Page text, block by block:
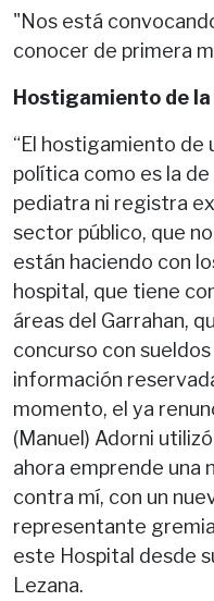
"Nos está
conocer de primera
Hostigamiento de
“El hostigamiento
política como es la
pediatra ni registra
sector público, que
están haciendo con
hospital, que tiene
áreas del Garrahan,
concurso con
información
momento, el ya
(Manuel) Adorni
ahora emprende una
contra mí, con un
representante
este Hospital desde
Lezana.